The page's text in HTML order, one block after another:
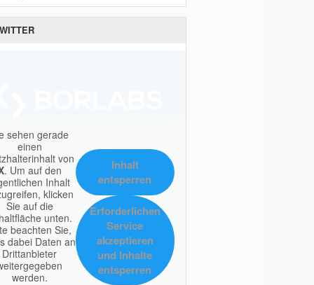
sehen gerade
einen
von
. Um auf den
Inhalt
klicken
Sie auf die
unten.
beachten Sie,
dabei Daten an
Drittanbieter
werden.
Inhalt
entsperren
Erforderlichen
Service
akzeptieren
und Inhalte
entsperren